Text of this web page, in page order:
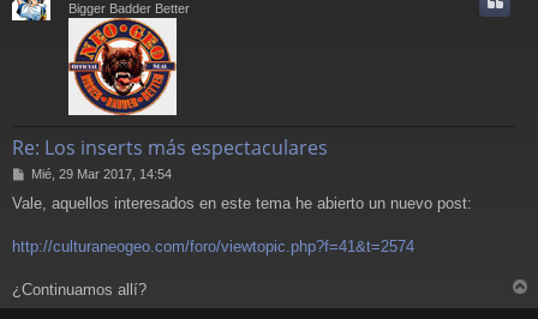
Bigger Badder Better
Re: Los inserts más espectaculares
M
n
a
e
Mié, 29 Mar 2017, 14:54
Vale, aquellos interesados en este tema he abierto un nuevo post:
http://culturaneogeo.com/foro/viewtopic.php?f=41&t=2574
¿Continuamos allí?
r